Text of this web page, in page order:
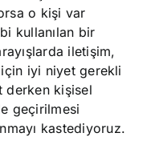
o kişi var
kullanılan bir
iletişim,
için iyi niyet gerekli
derken kişisel
geçirilmesi
kastediyoruz.